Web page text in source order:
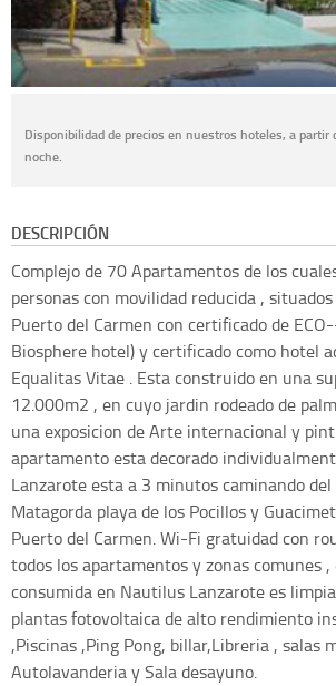
Disponibilidad de precios en nuestros hoteles, a partir
noche.
DESCRIPCIÓN
Complejo de 70 Apartamentos de los
personas con movilidad reducida ,
Puerto del Carmen con certificado de
Biosphere hotel) y certificado como hotel
Equalitas Vitae . Esta construido en una
12.000m2 , en cuyo jardin rodeado de
una exposicion de Arte internacional y
apartamento esta decorado
Lanzarote esta a 3 minutos caminando
Matagorda playa de los Pocillos y
Puerto del Carmen. Wi-Fi gratuidad con
todos los apartamentos y zonas comunes ,
consumida en Nautilus Lanzarote es
plantas fotovoltaica de alto rendimiento
,Piscinas ,Ping Pong, billar,Libreria , salas
Autolavanderia y Sala desayuno.